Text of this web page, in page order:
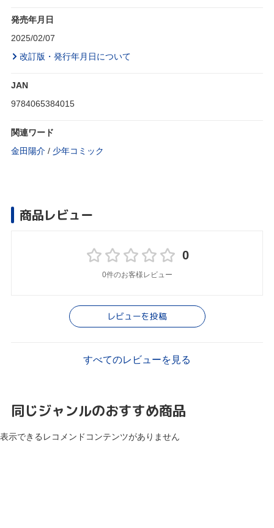
発売年月日
2025/02/07
改訂版・発行年月日について
JAN
9784065384015
関連ワード
金田陽介 / 少年コミック
商品レビュー
0
0件のお客様レビュー
レビューを投稿
すべてのレビューを見る
同じジャンルのおすすめ商品
表示できるレコメンドコンテンツがありません